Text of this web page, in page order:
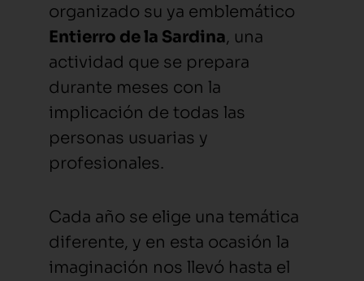
organizado su ya emblemático
Entierro de la Sardina, una
actividad que se prepara
durante meses con la
implicación de todas las
personas usuarias y
profesionales.
Cada año se elige una temática
diferente, y en esta ocasión la
imaginación nos llevó hasta el